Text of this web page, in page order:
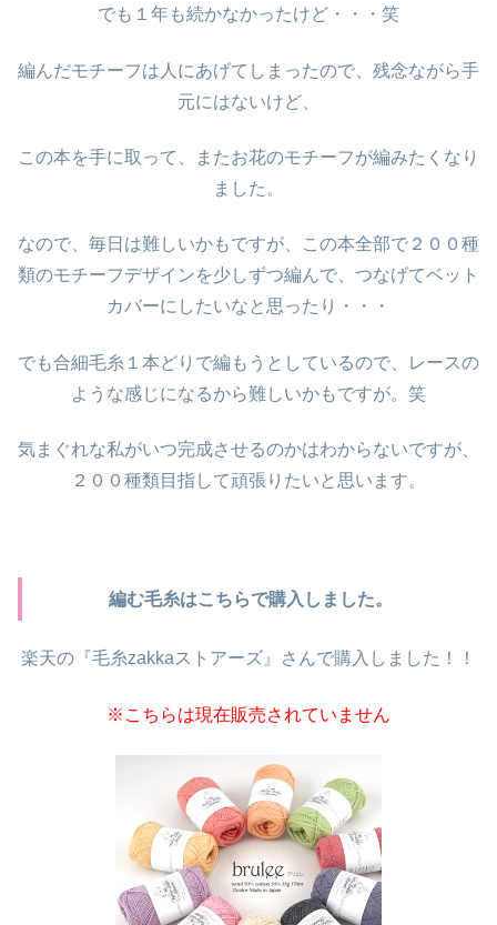
でも１年も続かなかったけど・・・笑
編んだモチーフは人にあげてしまったので、残念ながら手
元にはないけど、
この本を手に取って、またお花のモチーフが編みたくなり
ました。
なので、毎日は難しいかもですが、この本全部で２００種
類のモチーフデザインを少しずつ編んで、つなげてベット
カバーにしたいなと思ったり・・・
でも合細毛糸１本どりで編もうとしているので、レースの
ような感じになるから難しいかもですが。笑
気まぐれな私がいつ完成させるのかはわからないですが、
２００種類目指して頑張りたいと思います。
編む毛糸はこちらで購入しました。
楽天の『毛糸zakkaストアーズ』さんで購入しました！！
※こちらは現在販売されていません